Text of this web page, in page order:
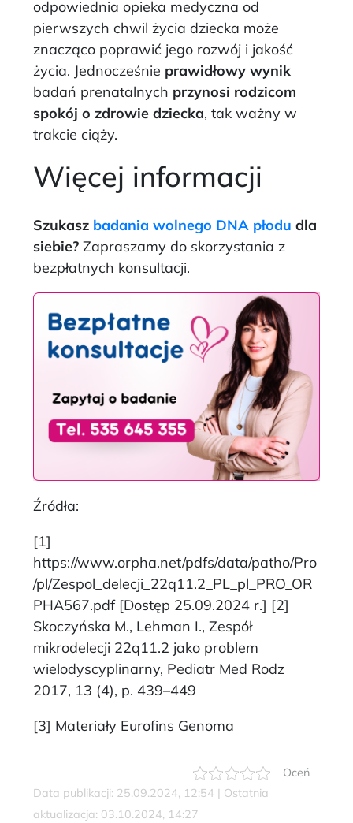
odpowiednia opieka medyczna od
pierwszych chwil życia dziecka może
znacząco poprawić jego rozwój i jakość
życia. Jednocześnie prawidłowy wynik
badań prenatalnych przynosi rodzicom
spokój o zdrowie dziecka, tak ważny w
trakcie ciąży.
Więcej informacji
Szukasz badania wolnego DNA płodu dla
siebie? Zapraszamy do skorzystania z
bezpłatnych konsultacji.
Źródła:
[1]
https://www.orpha.net/pdfs/data/patho/Pro
/pl/Zespol_delecji_22q11.2_PL_pl_PRO_OR
PHA567.pdf [Dostęp 25.09.2024 r.] [2]
Skoczyńska M., Lehman I., Zespół
mikrodelecji 22q11.2 jako problem
wielodyscyplinarny, Pediatr Med Rodz
2017, 13 (4), p. 439–449
[3] Materiały Eurofins Genoma
Oceń
Data publikacji: 25.09.2024, 12:54 | Ostatnia
aktualizacja: 03.10.2024, 14:27